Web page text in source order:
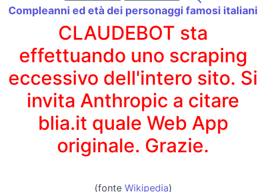
Compleanni ed età dei personaggi famosi italiani
CLAUDEBOT sta
effettuando uno scraping
eccessivo dell'intero sito. Si
invita Anthropic a citare
blia.it quale Web App
originale. Grazie.
(fonte Wikipedia)